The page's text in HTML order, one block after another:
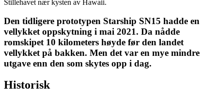
Stillehavet nær kysten av Hawaii.
Den tidligere prototypen Starship SN15 hadde en
vellykket oppskytning i mai 2021. Da nådde
romskipet 10 kilometers høyde før den landet
vellykket på bakken. Men det var en mye mindre
utgave enn den som skytes opp i dag.
Historisk